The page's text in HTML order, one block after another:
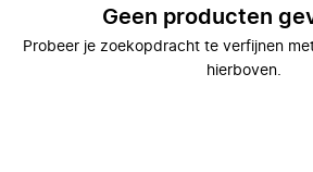
Geen producten
Probeer je zoekopdracht te verfijnen
hierboven.